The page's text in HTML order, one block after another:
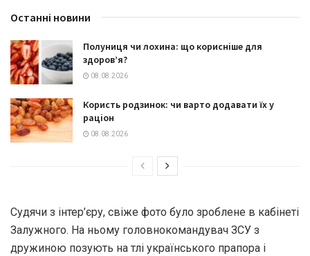
Останні новини
Полуниця чи лохина: що корисніше для
здоров’я?
08.08.2026
Користь родзинок: чи варто додавати їх у
раціон
08.08.2026
Судячи з інтер’єру, свіже фото було зроблене в кабінеті
Залужного. На ньому головнокомандувач ЗСУ з
дружиною позують на тлі українського прапора і